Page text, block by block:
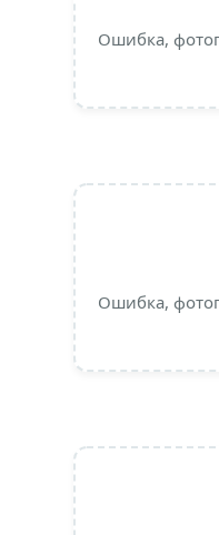
Ошибка,
Ошибка,